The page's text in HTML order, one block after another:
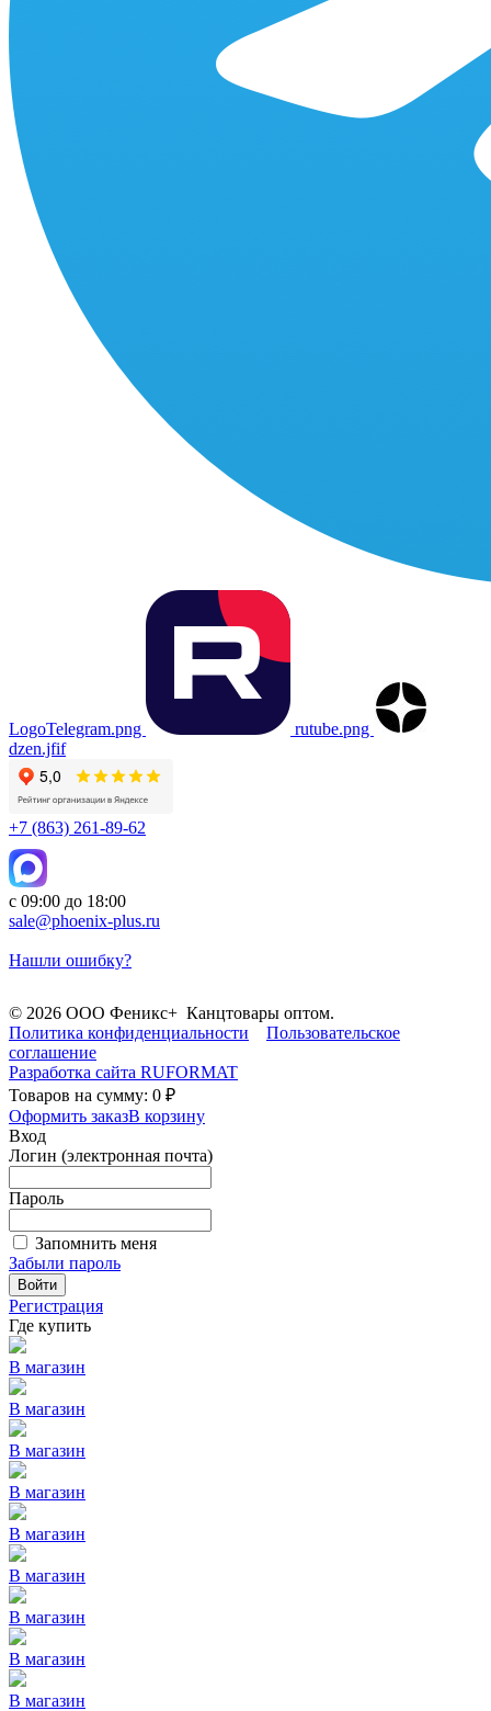
LogoTelegram.png
rutube.png
dzen.jfif
+7 (863) 261-89-62
с 09:00 до 18:00
sale@phoenix-plus.ru
Нашли ошибку?
© 2026 ООО Феникс+ Канцтовары оптом.
Политика конфиденциальности
Пользовательское
соглашение
Разработка сайта RUFORMAT
Товаров на сумму: 0 ₽
Оформить заказВ корзину
Вход
Логин (электронная почта)
Пароль
Запомнить меня
Забыли пароль
Войти
Регистрация
Где купить
В магазин
В магазин
В магазин
В магазин
В магазин
В магазин
В магазин
В магазин
В магазин